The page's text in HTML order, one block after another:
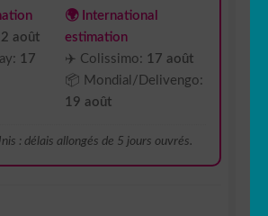
août
17
🌍 International
estimation
✈️ Colissimo: 17 août
📦 Mondial/Delivengo:
19 août
: délais allongés de 5 jours ouvrés.